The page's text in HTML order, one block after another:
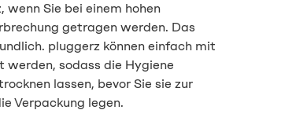
Sie bei einem hohen
getragen werden. Das
pluggerz können einfach mit
werden, sodass die Hygiene
lassen, bevor Sie sie zur
Verpackung legen.